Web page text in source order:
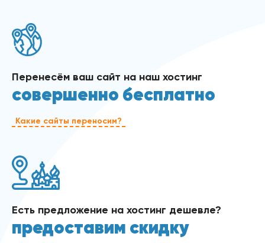
Перенесём ваш сайт на наш хостинг
совершенно бесплатно
Какие сайты переносим?
Есть предложение на хостинг дешевле?
предоставим скидку